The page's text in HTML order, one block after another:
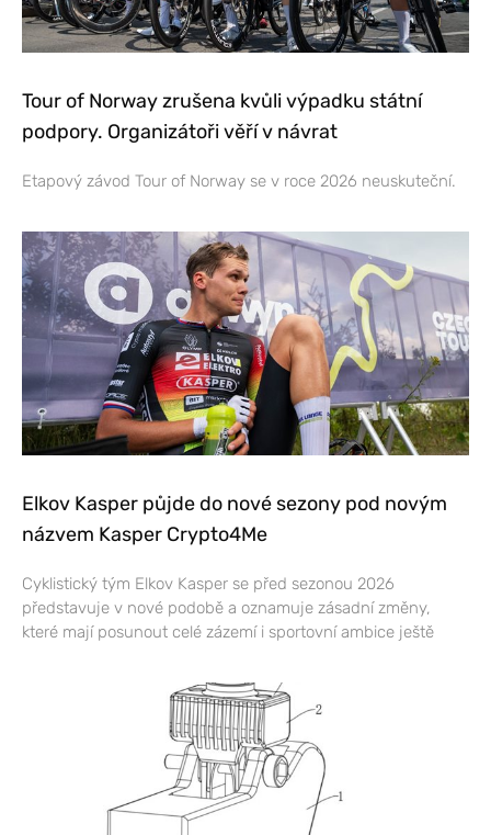
Tour of Norway zrušena kvůli výpadku státní
podpory. Organizátoři věří v návrat
Etapový závod Tour of Norway se v roce 2026 neuskuteční.
Elkov Kasper půjde do nové sezony pod novým
názvem Kasper Crypto4Me
Cyklistický tým Elkov Kasper se před sezonou 2026
představuje v nové podobě a oznamuje zásadní změny,
které mají posunout celé zázemí i sportovní ambice ještě